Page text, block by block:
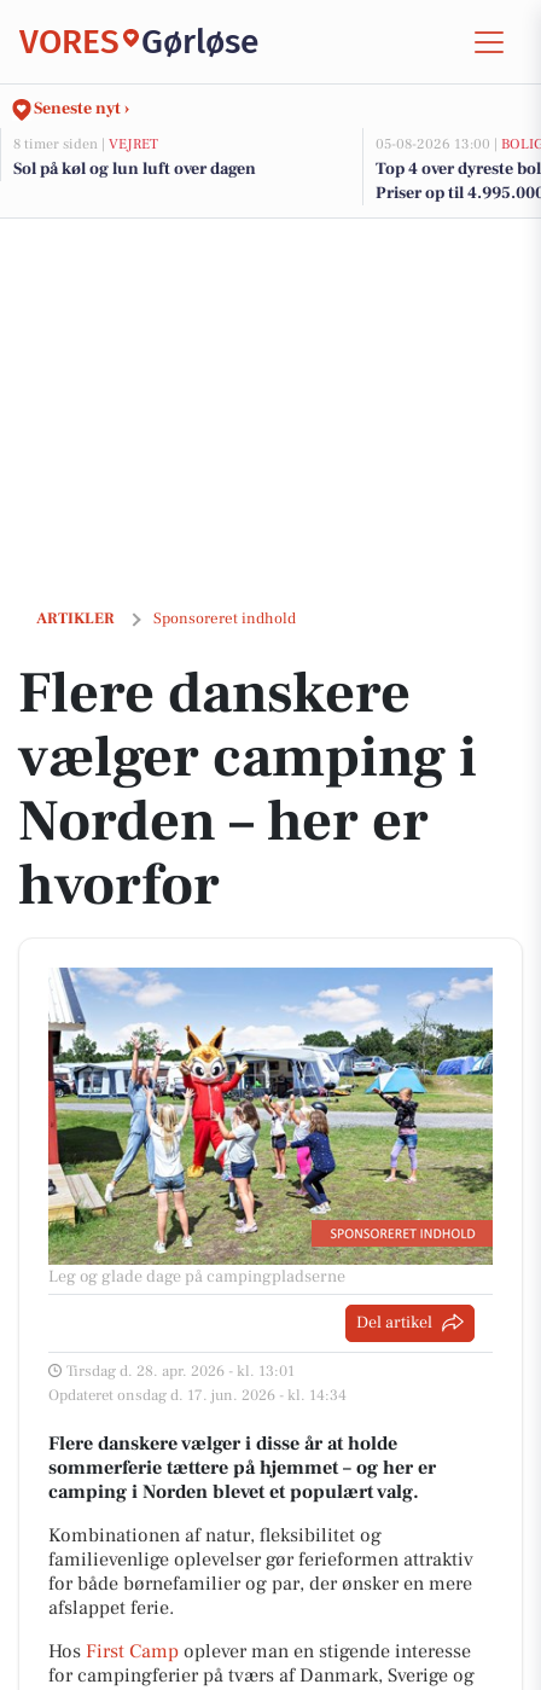
VORES Gørløse
Seneste nyt ›
8 timer siden | VEJRET
Sol på køl og lun luft over dagen
05-08-2026 13:00 |
Top 4 over dyreste
Priser op til
ARTIKLER Sponsoreret indhold
Flere danskere vælger camping i Norden – her er hvorfor
Flere danskere
vælger camping i
Norden – her er
hvorfor
Leg og glade dage på campingpladserne
Del artikel
Tirsdag d. 28. apr. 2026 - kl. 13:01
Opdateret onsdag d. 17. jun. 2026 - kl. 14:34
Flere danskere vælger i disse år at holde
sommerferie tættere på hjemmet – og her er
camping i Norden blevet et populært valg.
Kombinationen af natur, fleksibilitet og
familievenlige oplevelser gør ferieformen attraktiv
for både børnefamilier og par, der ønsker en mere
afslappet ferie.
Hos First Camp oplever man en stigende interesse
for campingferier på tværs af Danmark, Sverige og